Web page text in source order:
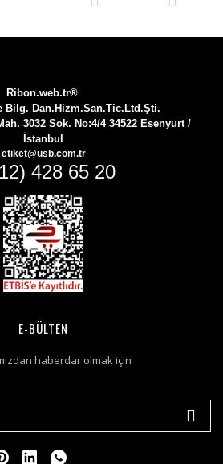
Ribon.web.tr®
Bilg. Dan.Hizm.San.Tic.Ltd.Şti.
3032 Sok. No:4/4 34522 Esenyurt /
İstanbul
etiket@usb.com.tr
428 65 20
E-BÜLTEN
haberdar olmak için